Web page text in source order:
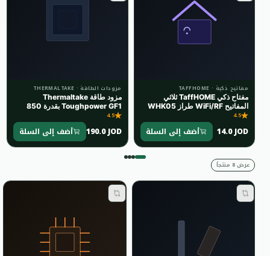
مفاتيح ذكية · TAFFHOME
مفتاح ذكي TaffHOME ثلاثي
المفاتيح WiFi/RF طراز WHK05
(أبيض)
4.5
14.0 JOD أضف إلى السلة
مزودات الطاقة · THERMALTAKE
مزود طاقة Thermaltake
Toughpower GF1 بقدرة 850
واط 80+ Gold
4.5
190.0 JOD أضف إلى السلة
عرض 8 منتجاً